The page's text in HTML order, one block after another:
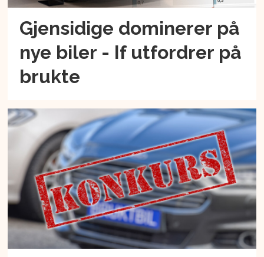
Gjensidige dominerer på
nye biler - If utfordrer på
brukte